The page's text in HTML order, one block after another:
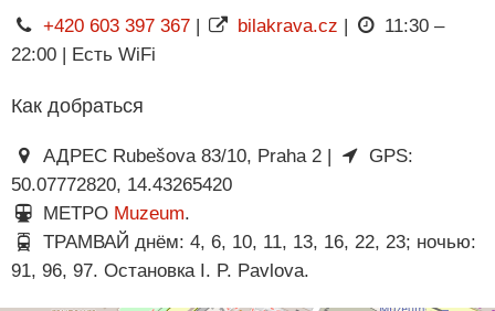
+420 603 397 367| bilakrava.cz
11:30 –
22:00 | Есть WiFi
Как добраться
АДРЕС Rubešova 83/10, Praha 2 |
GPS:
50.07772820, 14.43265420
МЕТРО Muzeum.
ТРАМВАЙ днём: 4, 6, 10, 11, 13, 16, 22, 23; ночью:
91, 96, 97. Остановка I. P. Pavlova.